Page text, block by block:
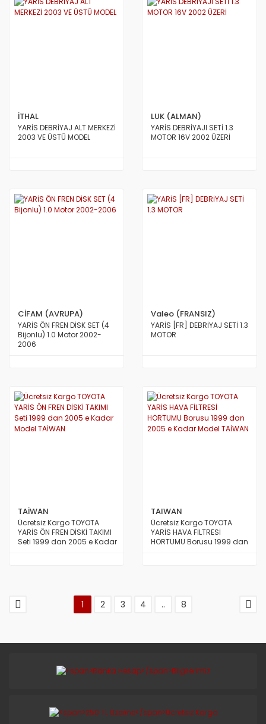
İTHAL
YARİS DEBRİYAJ ALT MERKEZİ
2003 VE ÜSTÜ MODEL
LUK (ALMAN)
YARİS DEBRİYAJI SETİ 1.3
MOTOR 16V 2002 ÜZERİ
CİFAM (AVRUPA)
YARİS ÖN FREN DİSK SET (4
Bijonlu) 1.0 Motor 2002-
2006
Valeo (FRANSIZ)
YARİS [FR] DEBRİYAJ SETİ 1.3
MOTOR
TAİWAN
Ücretsiz Kargo TOYOTA
YARİS ÖN FREN DİSKİ TAKIMI
Seti 1999 dan 2005 e Kadar
TAIWAN
Ücretsiz Kargo TOYOTA
YARİS HAVA FİLTRESİ
HORTUMU Borusu 1999 dan
1 2 3 4 .. 8